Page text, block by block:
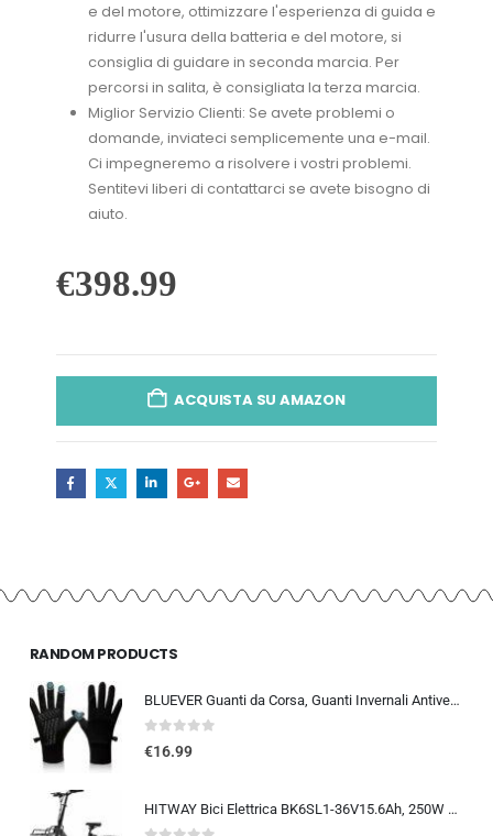
e del motore, ottimizzare l'esperienza di guida e
ridurre l'usura della batteria e del motore, si
consiglia di guidare in seconda marcia. Per
percorsi in salita, è consigliata la terza marcia.
Miglior Servizio Clienti: Se avete problemi o
domande, inviateci semplicemente una e-mail.
Ci impegneremo a risolvere i vostri problemi.
Sentitevi liberi di contattarci se avete bisogno di
aiuto.
€398.99
ACQUISTA SU AMAZON
RANDOM PRODUCTS
BLUEVER Guanti da Corsa, Guanti Invernali Antivento Touchscreen Guanti Sportivi Caldi Antiscivolo Idrorepellenti per Uomo Don
0out of 5
€16.99
HITWAY Bici Elettrica BK6SL1-36V15.6Ah, 250W E Bike da 20 pollici, Autonomia 70-150km, 7 Velocità, Controllo APP, Pieghevo…